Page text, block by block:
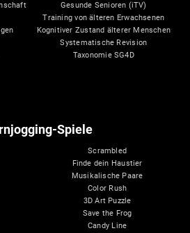
Gesunde Senioren (iTV)
Training von älteren Erwachsenen
Kognitiver Zustand älterer Menschen
Systematische Revision
Taxonomie SG4D
Spiele
Scrambled
Finde dein Haustier
Musikalische Paare
Color Rush
3D Art Puzzle
Save the Frog
Candy Line